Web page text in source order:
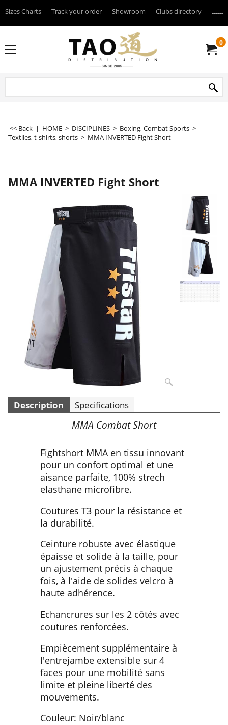
Sizes Charts Track your order Showroom Clubs directory
0
<< Back | HOME > DISCIPLINES > Boxing, Combat Sports >
Textiles, t-shirts, shorts > MMA INVERTED Fight Short
MMA INVERTED Fight Short
Description Specifications
MMA Combat Short
Fightshort MMA en tissu innovant
pour un confort optimal et une
aisance parfaite, 100% strech
elasthane microfibre.
Coutures T3 pour la résistance et
la durabilité.
Ceinture robuste avec élastique
épaisse et solide à la taille, pour
un ajustement précis à chaque
fois, à l'aide de solides velcro à
haute adhérence.
Echancrures sur les 2 côtés avec
coutures renforcées.
Empiècement supplémentaire à
l'entrejambe extensible sur 4
faces pour une mobilité sans
limite et pleine liberté des
mouvements.
Couleur: Noir/blanc